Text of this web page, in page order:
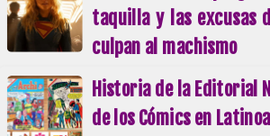
taquilla y las excusas
culpan al machismo
Historia de la Editorial
de los Cómics en